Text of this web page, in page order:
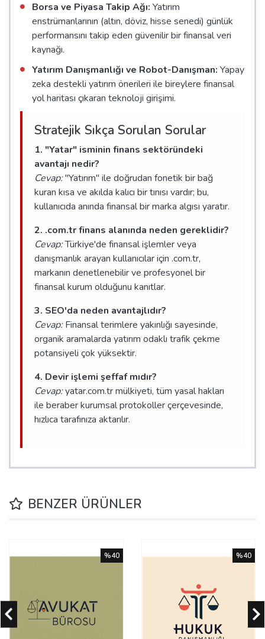
Borsa ve Piyasa Takip Ağı: Yatırım
enstrümanlarının (altın, döviz, hisse senedi) günlük
performansını takip eden güvenilir bir finansal veri
kaynağı.
Yatırım Danışmanlığı ve Robot-Danışman: Yapay
zeka destekli yatırım önerileri ile bireylere finansal
yol haritası çıkaran teknoloji girişimi.
Stratejik Sıkça Sorulan Sorular
1. "Yatar" isminin finans sektöründeki
avantajı nedir?
Cevap:"Yatırım" ile doğrudan fonetik bir bağ
kuran kısa ve akılda kalıcı bir tınısı vardır; bu,
kullanıcıda anında finansal bir marka algısı yaratır.
2. .com.tr finans alanında neden gereklidir?
Cevap:Türkiye'de finansal işlemler veya
danışmanlık arayan kullanıcılar için .com.tr,
markanın denetlenebilir ve profesyonel bir
finansal kurum olduğunu kanıtlar.
3. SEO'da neden avantajlıdır?
Cevap:Finansal terimlere yakınlığı sayesinde,
organik aramalarda yatırım odaklı trafik çekme
potansiyeli çok yüksektir.
4. Devir işlemi şeffaf mıdır?
Cevap:yatar.com.tr mülkiyeti, tüm yasal hakları
ile beraber kurumsal protokoller çerçevesinde,
hızlıca tarafınıza aktarılır.
BENZER ÜRÜNLER
%40 %40